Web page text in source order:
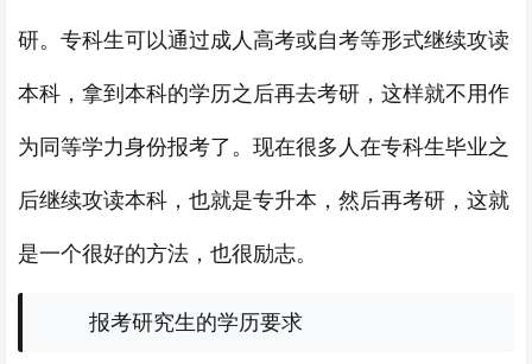
研。专科生可以通过成人高考或自考等形式继续攻读
本科，拿到本科的学历之后再去考研，这样就不用作
为同等学力身份报考了。现在很多人在专科生毕业之
后继续攻读本科，也就是专升本，然后再考研，这就
是一个很好的方法，也很励志。
报考研究生的学历要求